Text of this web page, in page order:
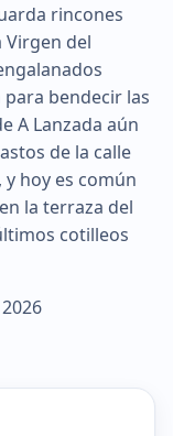
rincones
Virgen del
bendecir las
A Lanzada aún
de la calle
hoy es común
la terraza del
cotilleos